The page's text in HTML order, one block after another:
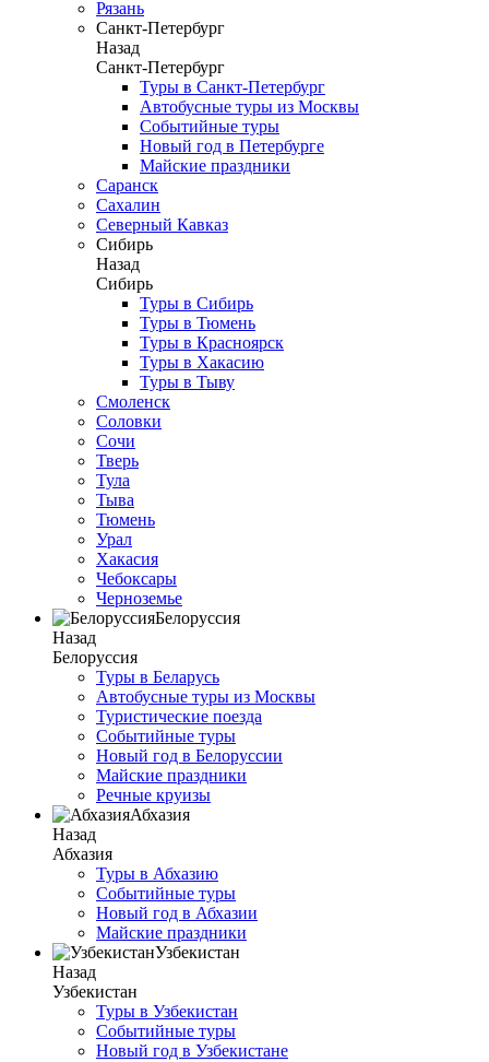
Рязань
Санкт-Петербург
Назад
Санкт-Петербург
Туры в Санкт-Петербург
Автобусные туры из Москвы
Событийные туры
Новый год в Петербурге
Майские праздники
Саранск
Сахалин
Северный Кавказ
Сибирь
Назад
Сибирь
Туры в Сибирь
Туры в Тюмень
Туры в Красноярск
Туры в Хакасию
Туры в Тыву
Смоленск
Соловки
Сочи
Тверь
Тула
Тыва
Тюмень
Урал
Хакасия
Чебоксары
Черноземье
Белоруссия
Назад
Белоруссия
Туры в Беларусь
Автобусные туры из Москвы
Туристические поезда
Событийные туры
Новый год в Белоруссии
Майские праздники
Речные круизы
Абхазия
Назад
Абхазия
Туры в Абхазию
Событийные туры
Новый год в Абхазии
Майские праздники
Узбекистан
Назад
Узбекистан
Туры в Узбекистан
Событийные туры
Новый год в Узбекистане